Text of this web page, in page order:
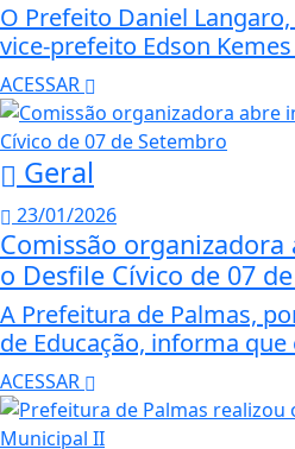
O Prefeito Daniel
vice-prefeito Edson
ACESSAR
Geral
23/01/2026
Comissão
o Desfile Cívico de 07
A Prefeitura de Palmas,
de Educação, informa que
ACESSAR